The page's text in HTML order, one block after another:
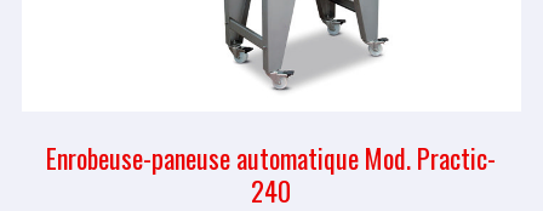
Enrobeuse-paneuse automatique Mod. Practic-
240